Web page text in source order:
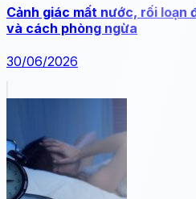
Cảnh giác mất nước, rối loạn
và cách phòng ngừa
30/06/2026